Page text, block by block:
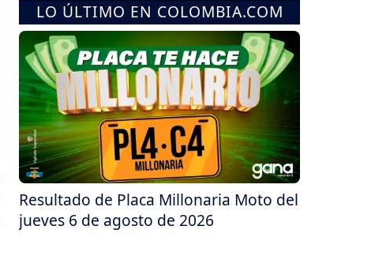
LO ÚLTIMO EN COLOMBIA.COM
Resultado de Placa Millonaria Moto del
jueves 6 de agosto de 2026